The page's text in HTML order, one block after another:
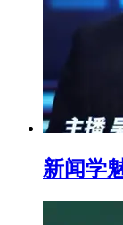
新闻学